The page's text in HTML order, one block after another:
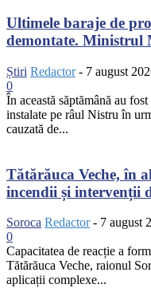
Ultimele baraje de
demontate. Ministrul
Știri Redactor - 7 august
0
În această săptămână au
instalate pe râul Nistru în
cauzată de...
Tătărăuca Veche, în
incendii și intervenții
Soroca Redactor - 7 august
0
Capacitatea de reacție a
Tătărăuca Veche, raionul
aplicații complexe...